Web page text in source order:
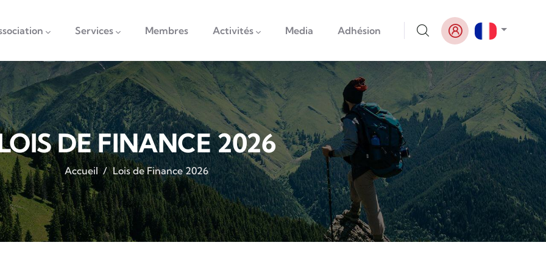
Services Membres Activités Media Adhésion Lister
DE FINANCE 2026
Accueil / Lois de Finance 2026